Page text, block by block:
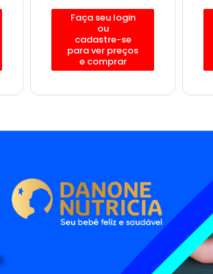
Faça seu login
ou
cadastre-se
para ver preços
e comprar